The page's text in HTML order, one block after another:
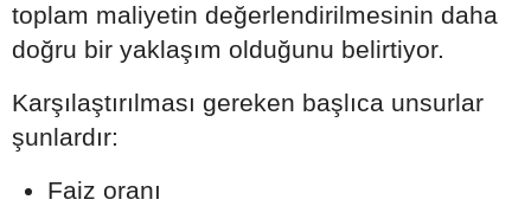
toplam maliyetin değerlendirilmesinin daha
doğru bir yaklaşım olduğunu belirtiyor.
Karşılaştırılması gereken başlıca unsurlar
şunlardır:
Faiz oranı